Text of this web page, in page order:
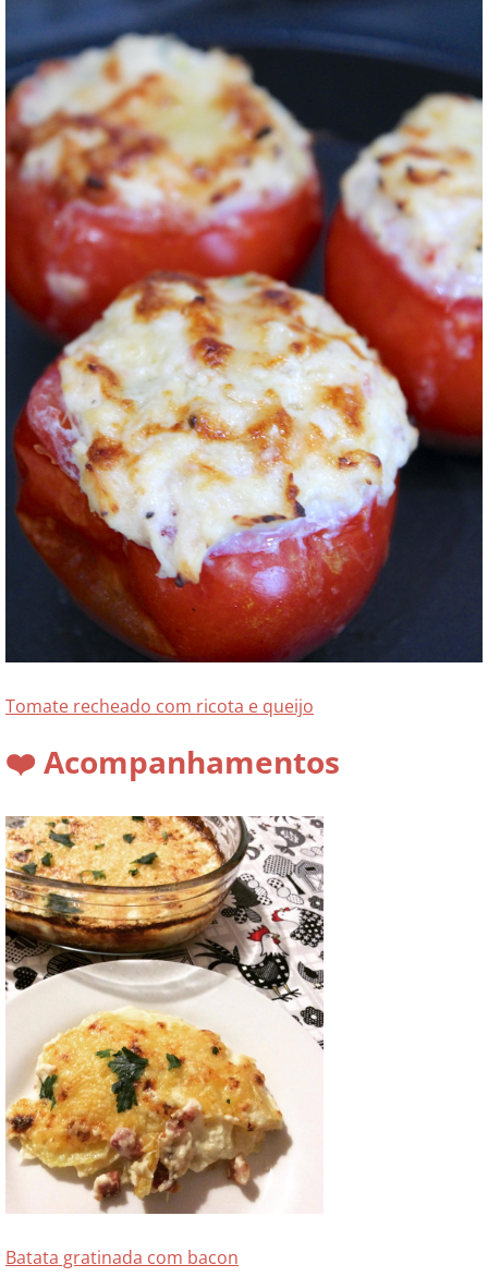
Tomate recheado com ricota e queijo
❤️ Acompanhamentos
Batata gratinada com bacon